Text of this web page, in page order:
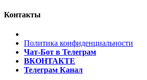
Контакты
Политика конфиденциальности
Чат-Бот в Телеграм
ВКОНТАКТЕ
Телеграм Канал